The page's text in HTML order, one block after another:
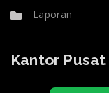
Laporan
Kantor